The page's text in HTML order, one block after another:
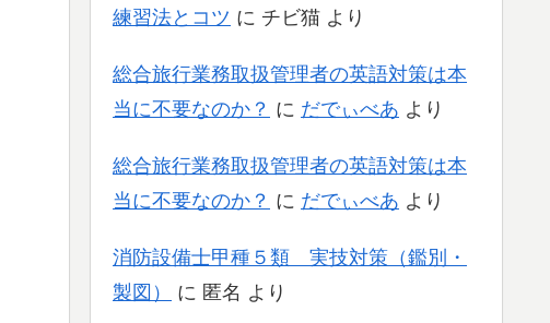
練習法とコツ に チビ猫 より
総合旅行業務取扱管理者の英語対策は本
当に不要なのか？ に だでぃべあ より
総合旅行業務取扱管理者の英語対策は本
当に不要なのか？ に だでぃべあ より
消防設備士甲種５類 実技対策（鑑別・
製図）
に 匿名 より